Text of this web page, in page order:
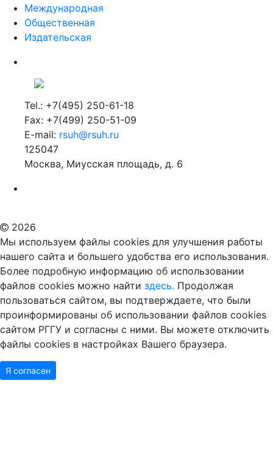
Международная
Общественная
Издательская
Tel.: +7(495) 250-61-18
Fax: +7(499) 250-51-09
E-mail: rsuh@rsuh.ru
125047
Москва, Миусская площадь, д. 6
2026
Мы используем файлы cookies для улучшения работы
нашего сайта и большего удобства его использования.
Более подробную информацию об использовании
файлов cookies можно найти здесь. Продолжая
пользоваться сайтом, вы подтверждаете, что были
проинформированы об использовании файлов cookies
сайтом РГГУ и согласны с ними. Вы можете отключить
файлы cookies в настройках Вашего браузера.
Я согласен